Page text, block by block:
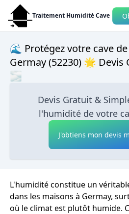
Traitement Humidité Cave
🌊 Protégez votre cave
Germay (52230) 🌟 Devis
🌫
Devis Gratuit &
l'humidité de votre
J'obtiens mon devis
L'humidité constitue un
dans les maisons à Germay,
où le climat est plutôt humide.